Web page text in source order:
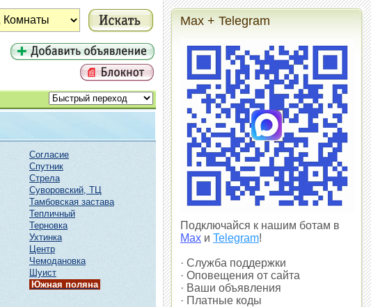
Согласие
Спутник
Стрела
Суворовский, ТЦ
Тамбовская застава
Тепличный
Терновка
Ухтинка
Центр
Чемодановка
Шуист
Южная поляна
Max + Telegram
Подключайся к нашим ботам в
Max и Telegram!
· Служба поддержки
· Оповещения от сайта
· Ваши объявления
· Платные коды